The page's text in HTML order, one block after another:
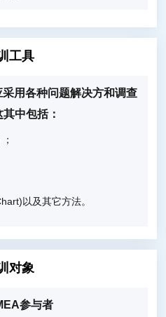
工具
用各种问题解决方和调查
中包括：
以及其它方法。
对象
参与者